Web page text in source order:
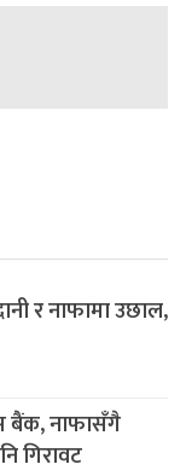
र नाफामा उछाल,
बैंक, नाफासँगै
गिरावट